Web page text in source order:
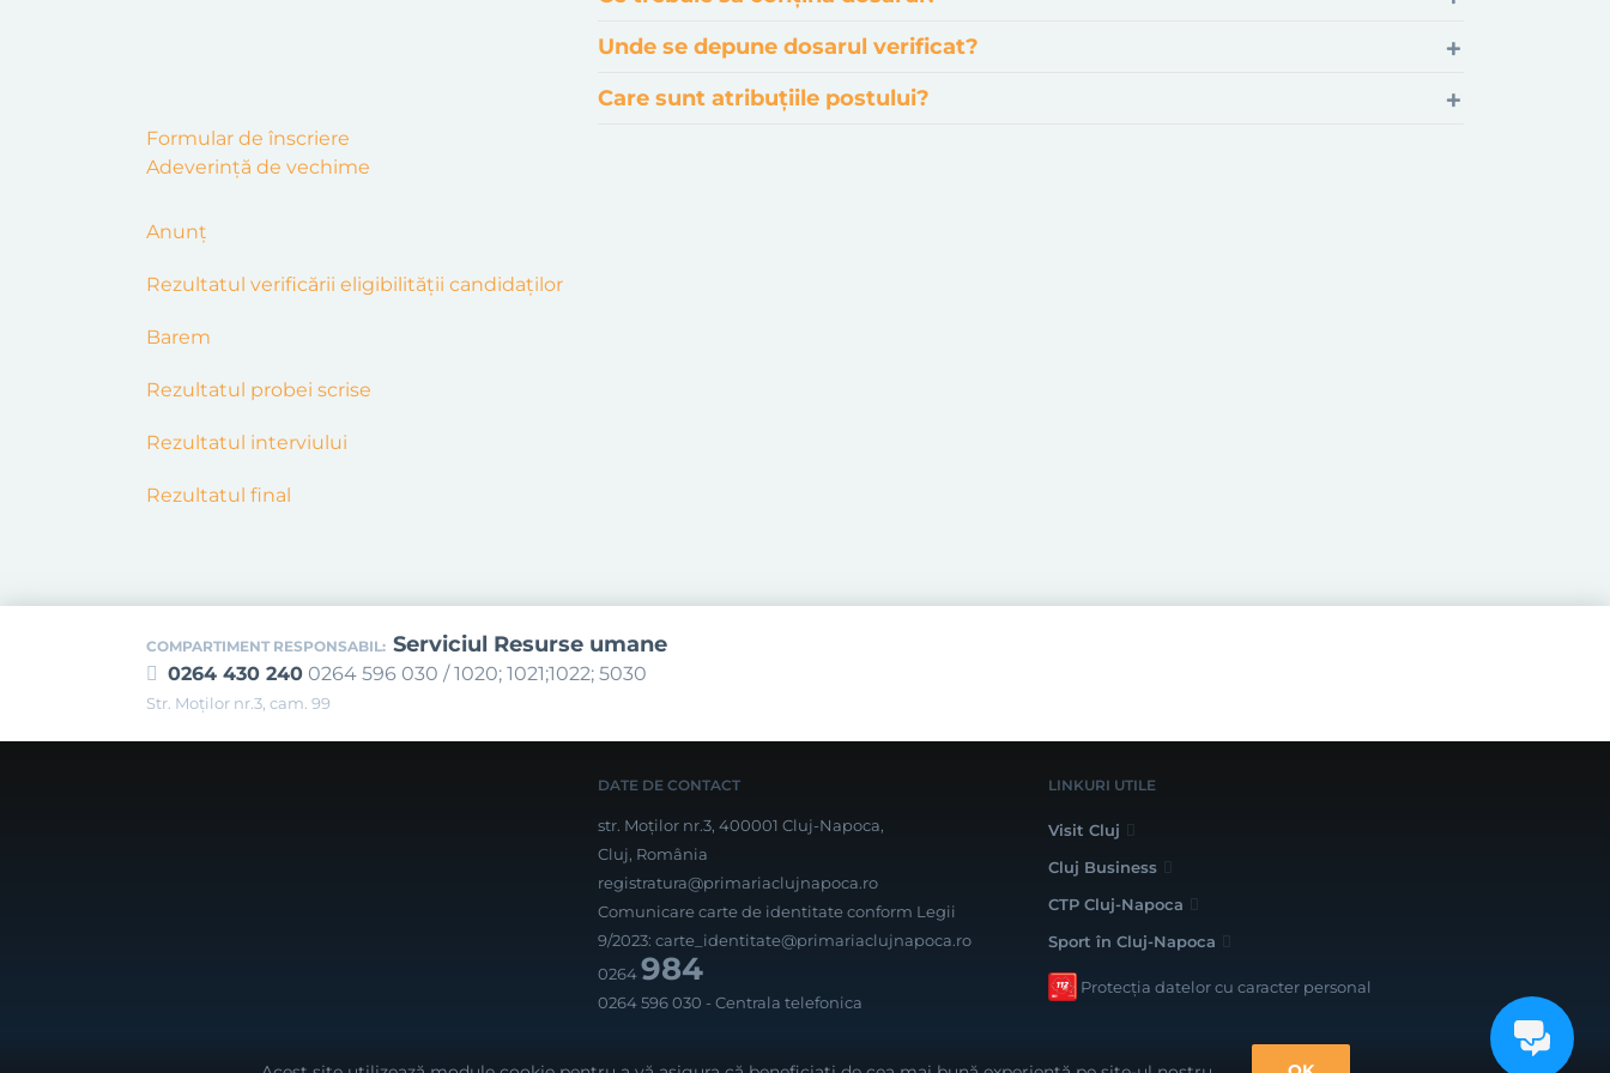
Unde se depune dosarul verificat?
Care sunt atribuțiile postului?
Formular de înscriere
Adeverință de vechime
Anunț
Rezultatul verificării eligibilității candidaților
Barem
Rezultatul probei scrise
Rezultatul interviului
Rezultatul final
COMPARTIMENT RESPONSABIL: Serviciul Resurse umane
0264 430 240 0264 596 030 / 1020; 1021;1022; 5030
Str. Moţilor nr.3, cam. 99
DATE DE CONTACT
str. Moților nr.3, 400001 Cluj-Napoca,
Cluj, România
registratura@primariaclujnapoca.ro
Comunicare carte de identitate conform Legii
9/2023: carte_identitate@primariaclujnapoca.ro
0264984
0264 596 030 - Centrala telefonica
LINKURI UTILE
Visit Cluj
Cluj Business
CTP Cluj-Napoca
Sport în Cluj-Napoca
Protecția datelor cu caracter personal
Realizat cu bune intenții de către